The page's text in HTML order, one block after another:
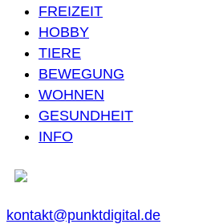
FREIZEIT
HOBBY
TIERE
BEWEGUNG
WOHNEN
GESUNDHEIT
INFO
kontakt@punktdigital.de